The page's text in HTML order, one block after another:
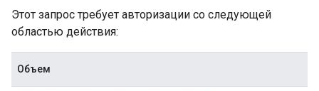
Этот запрос требует авторизации со следующей
областью действия:
Объем